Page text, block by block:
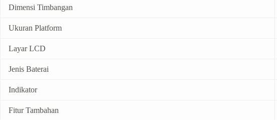
Dimensi Timbangan
Ukuran Platform
Layar LCD
Jenis Baterai
Indikator
Fitur Tambahan